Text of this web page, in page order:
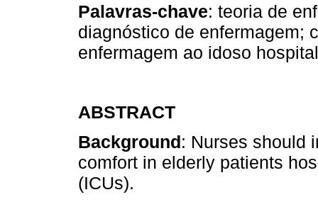
Palavras-chave: teoria de
diagnóstico de enfermagem;
enfermagem ao idoso
ABSTRACT
Background: Nurses should
comfort in elderly patients
(ICUs).